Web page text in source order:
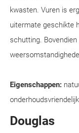
kwasten. Vuren is
uitermate geschikte
schutting.
Eigenschappen:
Douglas